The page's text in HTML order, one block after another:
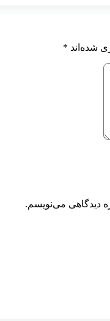
شده‌اند *
دیدگاهی می‌نویسم.